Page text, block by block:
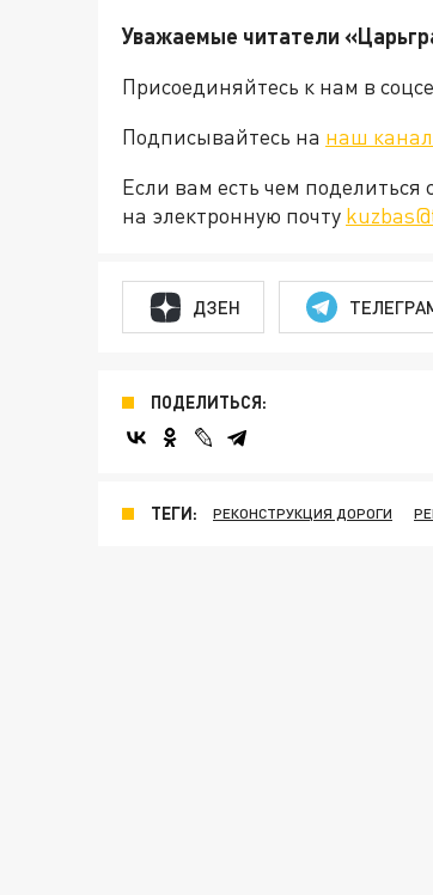
Уважаемые читатели
Присоединяйтесь к нам в
Подписывайтесь на наш
Если вам есть чем
на электронную почту
ДЗЕН
ПОДЕЛИТЬСЯ:
ТЕГИ: РЕКОНСТРУКЦИЯ ДОРОГИ